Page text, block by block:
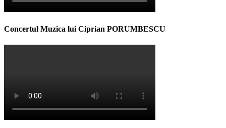
Concertul Muzica lui Ciprian PORUMBESCU